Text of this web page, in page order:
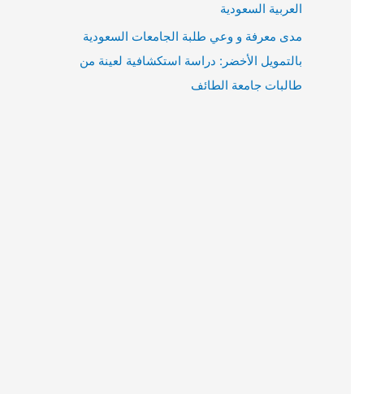
العربية السعودية
مدى معرفة و وعي طلبة الجامعات السعودية
بالتمويل الأخضر: دراسة استكشافية لعينة من
طالبات جامعة الطائف